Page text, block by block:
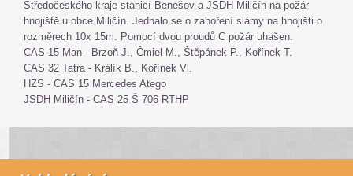
Středočeského kraje stanicí Benešov a JSDH Miličín na požár
hnojiště u obce Miličín. Jednalo se o zahoření slámy na hnojišti o
rozměrech 10x 15m. Pomocí dvou proudů C požár uhašen.
CAS 15 Man - Brzoň J., Čmiel M., Štěpánek P., Kořínek T.
CAS 32 Tatra - Králík B., Kořínek Vl.
HZS - CAS 15 Mercedes Atego
JSDH Miličín - CAS 25 Š 706 RTHP